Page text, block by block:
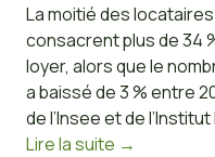
La moitié des
consacrent plus de 34
loyer, alors que le
a baissé de 3 % entre
de l’Insee et de
Lire la suite →